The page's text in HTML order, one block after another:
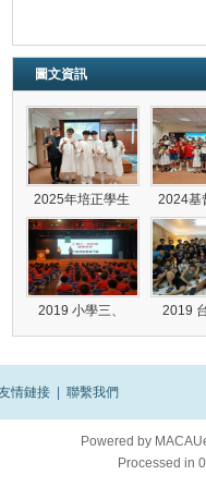
圖文資訊
2025年培正學生 2024基
2019 小學三、 2019
情鏈接 聯繫我們
Powered by
Processed in